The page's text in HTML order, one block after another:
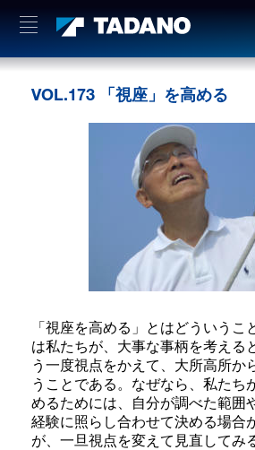
VOL.173 「視座」を高める
「視座を高める」とはどういうこ
は私たちが、大事な事柄を考える
う一度視点をかえて、大所高所か
うことである。なぜなら、私たち
めるためには、自分が調べた範囲
経験に照らし合わせて決める場合
が、一旦視点を変えて見直してみ